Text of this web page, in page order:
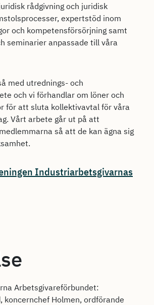
rådgivning och juridisk
expertstöd inom
och kompetensförsörjning samt
seminarier anpassade till våra
med utrednings- och
och vi förhandlar om löner och
för att sluta kollektivavtal för våra
Vårt arbete går ut på att
så att de kan ägna sig
Industriarbetsgivarnas
Arbetsgivareförbundet:
, koncernchef Holmen, ordförande